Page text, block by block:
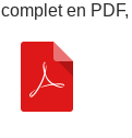
en PDF,